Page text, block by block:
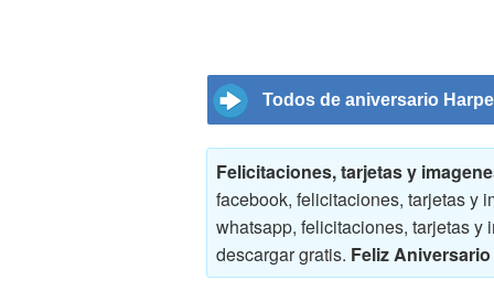
Todos de aniversario
Felicitaciones, tarjetas y
facebook, felicitaciones, tarjetas y
whatsapp, felicitaciones, tarjetas
descargar gratis. Feliz